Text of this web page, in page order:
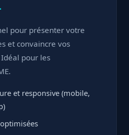
pour présenter votre
et convaincre vos
pour les
et responsive (mobile,